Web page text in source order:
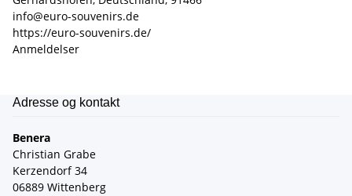
info@euro-souvenirs.de
https://euro-souvenirs.de/
Anmeldelser
Adresse og kontakt
Benera
Christian Grabe
Kerzendorf 34
06889 Wittenberg